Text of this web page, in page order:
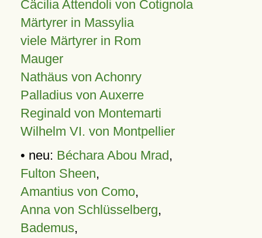
Cäcilia Attendoli von Cotignola
Märtyrer in Massylia
viele Märtyrer in Rom
Mauger
Nathäus von Achonry
Palladius von Auxerre
Reginald von Montemarti
Wilhelm VI. von Montpellier
• neu: Béchara Abou Mrad,
Fulton Sheen,
Amantius von Como,
Anna von Schlüsselberg,
Bademus,